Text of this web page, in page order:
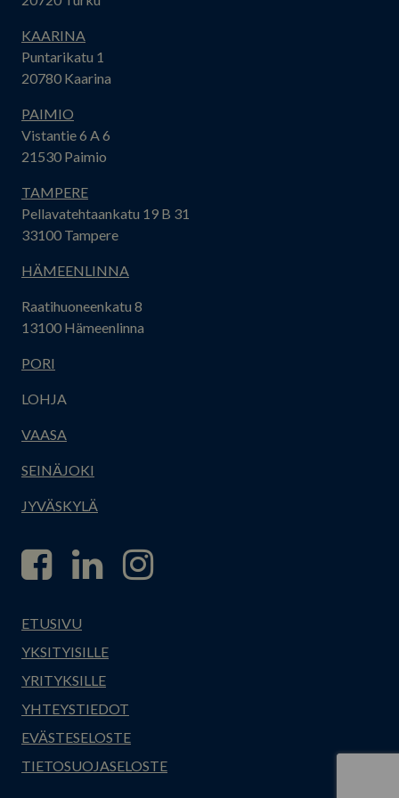
KAARINA
Puntarikatu 1
20780 Kaarina
PAIMIO
Vistantie 6 A 6
21530 Paimio
TAMPERE
Pellavatehtaankatu 19 B 31
33100 Tampere
HÄMEENLINNA
Raatihuoneenkatu 8
13100 Hämeenlinna
PORI
LOHJA
VAASA
SEINÄJOKI
JYVÄSKYLÄ
ETUSIVU
YKSITYISILLE
YRITYKSILLE
YHTEYSTIEDOT
EVÄSTESELOSTE
TIETOSUOJASELOSTE